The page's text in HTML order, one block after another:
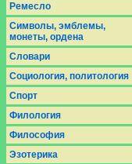
Ремесло
Символы, эмблемы,
монеты, ордена
Словари
Социология, политология
Спорт
Филология
Философия
Эзотерика